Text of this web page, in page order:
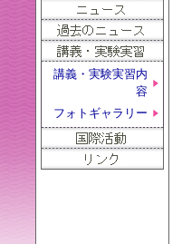
講義・実験実習内
容
フォトギャラリー